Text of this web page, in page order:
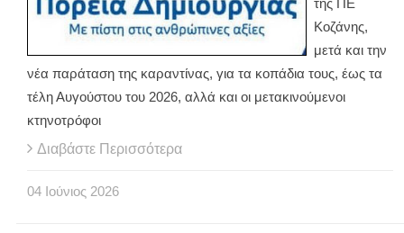
της ΠΕ
Κοζάνης,
μετά και την
νέα παράταση της καραντίνας, για τα κοπάδια τους, έως τα
τέλη Αυγούστου του 2026, αλλά και οι μετακινούμενοι
κτηνοτρόφοι
Διαβάστε Περισσότερα
04 Ιούνιος 2026